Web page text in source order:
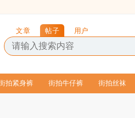
文章 帖子 用户
拍紧身裤 街拍牛仔裤 街拍丝袜